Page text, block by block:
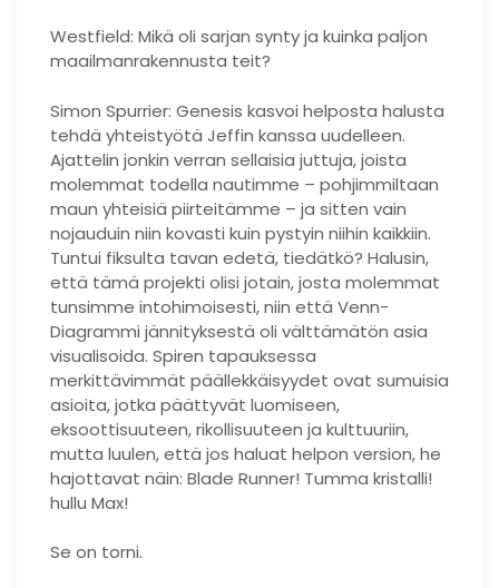
Westfield: Mikä oli sarjan synty ja kuinka paljon
maailmanrakennusta teit?
Simon Spurrier: Genesis kasvoi helposta halusta
tehdä yhteistyötä Jeffin kanssa uudelleen.
Ajattelin jonkin verran sellaisia ​​juttuja, joista
molemmat todella nautimme – pohjimmiltaan
maun yhteisiä piirteitämme – ja sitten vain
nojauduin niin kovasti kuin pystyin niihin kaikkiin.
Tuntui fiksulta tavan edetä, tiedätkö? Halusin,
että tämä projekti olisi jotain, josta molemmat
tunsimme intohimoisesti, niin että Venn-
Diagrammi jännityksestä oli välttämätön asia
visualisoida. Spiren tapauksessa
merkittävimmät päällekkäisyydet ovat sumuisia
asioita, jotka päättyvät luomiseen,
eksoottisuuteen, rikollisuuteen ja kulttuuriin,
mutta luulen, että jos haluat helpon version, he
hajottavat näin: Blade Runner! Tumma kristalli!
hullu Max!
Se on torni.